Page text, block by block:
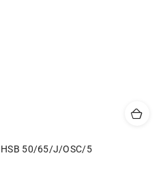
50/65/J/OSC/5